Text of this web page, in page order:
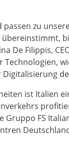
zu
De Filippis,
ist Italien
FS